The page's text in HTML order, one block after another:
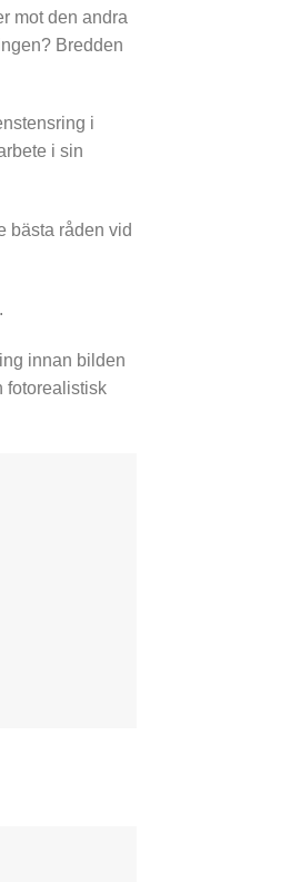
mot den andra
Bredden
i
i sin
bästa råden vid
innan bilden
fotorealistisk